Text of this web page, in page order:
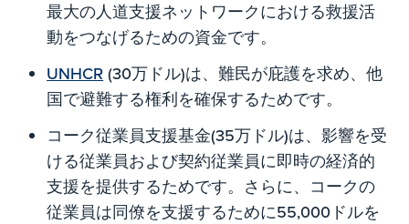
最大の人道支援ネットワークにおける救援活
動をつなげるための資金です。
UNHCR (30万ドル)は、難民が庇護を求め、他
国で避難する権利を確保するためです。
コーク従業員支援基金(35万ドル)は、影響を受
ける従業員および契約従業員に即時の経済的
支援を提供するためです。さらに、コークの
従業員は同僚を支援するために55,000ドルを